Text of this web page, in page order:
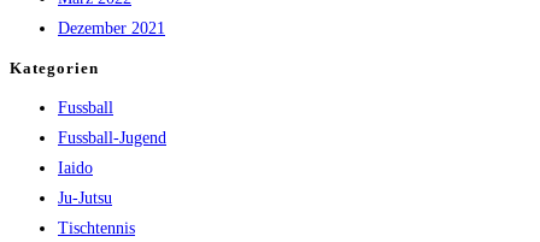
Dezember 2021
Kategorien
Fussball
Fussball-Jugend
Iaido
Ju-Jutsu
Tischtennis